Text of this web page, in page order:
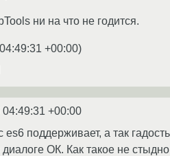
ни на что не годится.
+00:00)
+00:00
es6 поддерживает, а так
ОК. Как такое не